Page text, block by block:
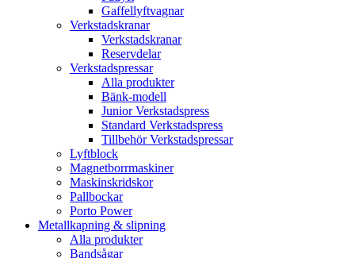
Gaffellyftvagnar
Verkstadskranar
Verkstadskranar
Reservdelar
Verkstadspressar
Alla produkter
Bänk-modell
Junior Verkstadspress
Standard Verkstadspress
Tillbehör Verkstadspressar
Lyftblock
Magnetborrmaskiner
Maskinskridskor
Pallbockar
Porto Power
Metallkapning & slipning
Alla produkter
Bandsågar